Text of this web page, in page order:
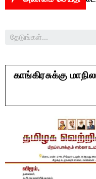
காங்கிரசுக்கு